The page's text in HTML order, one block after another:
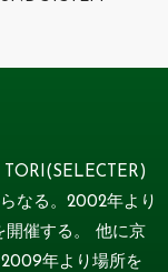
なる。2002年より
催する。 他に京
年より場所を